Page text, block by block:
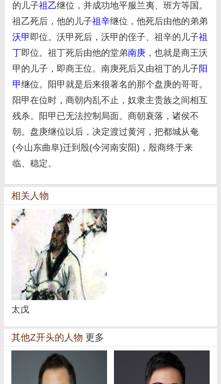
的儿子祖乙继位，并成功地平服兰夷、班方等国。
祖乙死后，他的儿子祖辛继位，他死后由他的弟弟
沃甲 即位。沃甲死后，沃甲的侄子、祖辛的儿子祖
丁即位。祖丁死后由他的堂弟南庚 ，也就是商王沃
甲的儿子，即商王位。南庚死后又由祖丁的儿子 阳
甲继位。阳甲就是后来很著名的那个盘庚的哥哥。
阳甲在位时，商朝内乱不止，奴隶主贵族之间相互
残杀。阳甲已无法控制局面。商朝衰落，诸侯不
朝。盘庚继位以后，决定渡过黄河，把都城从奄
(今山东曲阜)迁到殷(今河南安阳)，殷商终于来
临、稳定。
相关人物
太戊
其他Z开头的人物 更多